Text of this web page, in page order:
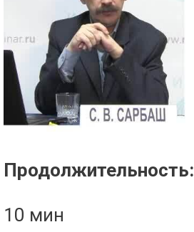
Продолжительность:
10 мин